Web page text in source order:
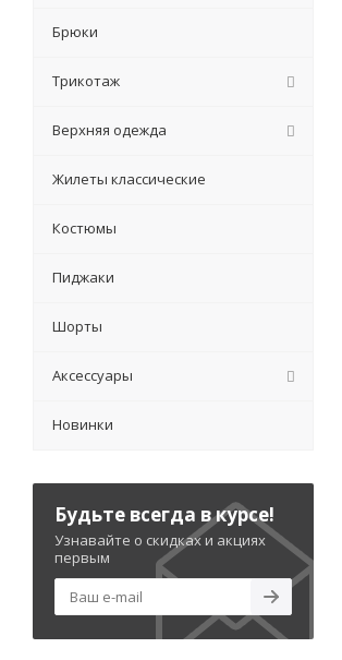
Брюки
Трикотаж
Верхняя одежда
Жилеты классические
Костюмы
Пиджаки
Шорты
Аксессуары
Новинки
Будьте всегда в курсе!
Узнавайте о скидках и акциях
первым